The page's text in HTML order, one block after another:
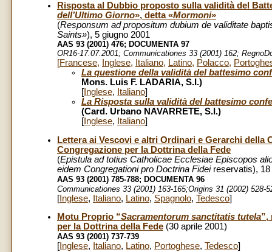
Risposta al Dubbio proposto sulla validità del
dell’Ultimo Giorno», detta «Mormoni»
(Responsum ad propositum dubium de validitate
Saints»), 5 giugno 2001
AAS 93 (2001) 476; DOCUMENTA 97
OR16-17.07.2001; Communicationes 33 (2001) 162;
[Francese, Inglese, Italiano, Latino, Polacco,
La questione della validità del battesimo
Mons. Luis F. LADARIA, S.I.)
[ Inglese, Italiano]
La Risposta sulla validità del battesimo
(Card. Urbano NAVARRETE, S.I.)
[ Inglese, Italiano]
Lettera ai Vescovi e altri Ordinari e Gerarchi
Congregazione per la Dottrina della Fede
(Epistula ad totius Catholicae Ecclesiae Episcopos
eidem Congregationi pro Doctrina Fidei reservatis),
AAS 93 (2001) 785-788; DOCUMENTA 96
Communicationes 33 (2001) 163-165;Origins 31 (2002) 528-
[ Inglese, Italiano, Latino, Spagnolo, Tedesco]
Motu Proprio “Sacramentorum sanctitatis tutela”,
per la Dottrina della Fede (30 aprile 2001)
AAS 93 (2001) 737-739
[ Inglese, Italiano, Latino, Portoghese, Tedesco]